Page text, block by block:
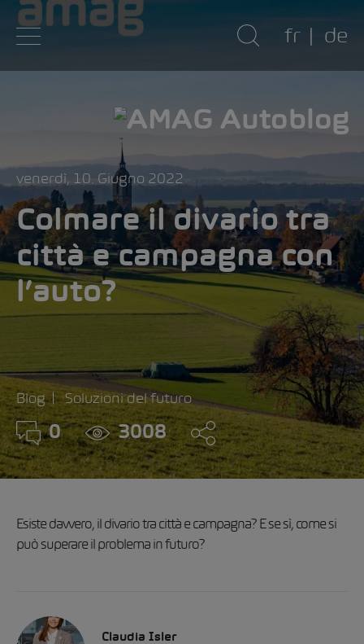
fr de
venerdì, 10. Giugno 2022
Colmare il divario tra
città e campagna con
l’auto?
Blog Soluzioni del futuro
0 3008
Esiste davvero, il divario tra città e campagna? E se sì, come si
può superare il problema in futuro?
Claudia Isler